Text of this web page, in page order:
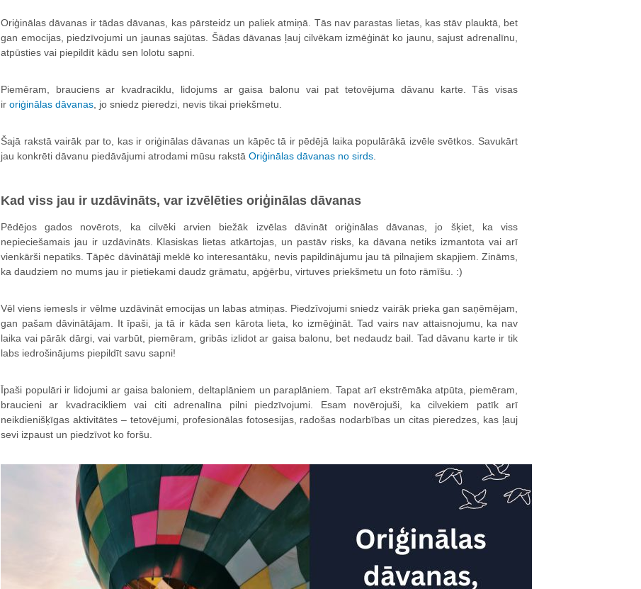
Oriģinālas dāvanas ir tādas dāvanas, kas pārsteidz un paliek atmiņā. Tās nav parastas lietas, kas stāv plauktā, bet
gan emocijas, piedzīvojumi un jaunas sajūtas. Šādas dāvanas ļauj cilvēkam izmēģināt ko jaunu, sajust adrenalīnu,
atpūsties vai piepildīt kādu sen lolotu sapni.
Piemēram, brauciens ar kvadraciklu, lidojums ar gaisa balonu vai pat tetovējuma dāvanu karte. Tās visas
ir oriģinālas dāvanas, jo sniedz pieredzi, nevis tikai priekšmetu.
Šajā rakstā vairāk par to, kas ir oriģinālas dāvanas un kāpēc tā ir pēdējā laika populārākā izvēle svētkos. Savukārt
jau konkrēti dāvanu piedāvājumi atrodami mūsu rakstā Oriģinālas dāvanas no sirds.
Kad viss jau ir uzdāvināts, var izvēlēties oriģinālas dāvanas
Pēdējos gados novērots, ka cilvēki arvien biežāk izvēlas dāvināt oriģinālas dāvanas, jo šķiet, ka viss
nepieciešamais jau ir uzdāvināts. Klasiskas lietas atkārtojas, un pastāv risks, ka dāvana netiks izmantota vai arī
vienkārši nepatiks. Tāpēc dāvinātāji meklē ko interesantāku, nevis papildinājumu jau tā pilnajiem skapjiem. Zināms,
ka daudziem no mums jau ir pietiekami daudz grāmatu, apģērbu, virtuves priekšmetu un foto rāmīšu. :)
Vēl viens iemesls ir vēlme uzdāvināt emocijas un labas atmiņas. Piedzīvojumi sniedz vairāk prieka gan saņēmējam,
gan pašam dāvinātājam. It īpaši, ja tā ir kāda sen kārota lieta, ko izmēģināt. Tad vairs nav attaisnojumu, ka nav
laika vai pārāk dārgi, vai varbūt, piemēram, gribās izlidot ar gaisa balonu, bet nedaudz bail. Tad dāvanu karte ir tik
labs iedrošinājums piepildīt savu sapni!
Īpaši populāri ir lidojumi ar gaisa baloniem, deltaplāniem un paraplāniem. Tapat arī ekstrēmāka atpūta, piemēram,
braucieni ar kvadracikliem vai citi adrenalīna pilni piedzīvojumi. Esam novērojuši, ka cilvekiem patīk arī
neikdienišķīgas aktivitātes – tetovējumi, profesionālas fotosesijas, radošas nodarbības un citas pieredzes, kas ļauj
sevi izpaust un piedzīvot ko foršu.